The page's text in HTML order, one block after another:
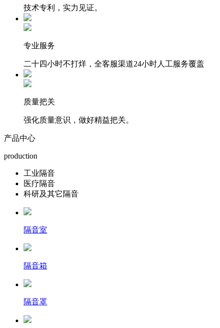
技术专利，实力见证。
专业服务
二十四小时不打烊，全客服渠道24小时人工服务覆盖
质量把关
强化质量意识，做好精益把关。
产品中心
production
工业隔音
医疗隔音
科研及其它隔音
隔音室
隔音箱
隔音罩